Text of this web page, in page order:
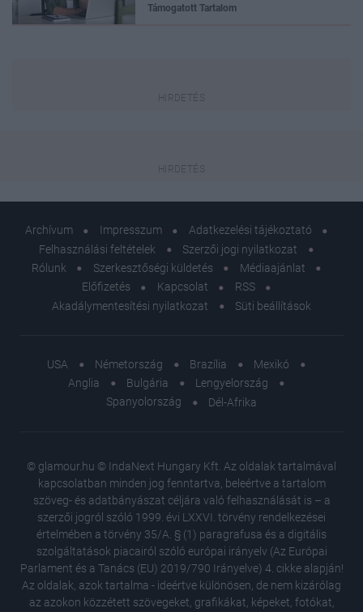
Támogatott Tartalom
Archívum Impresszum
Adatkezelési tájékoztató
Felhasználási feltételek
Szerzői jogi nyilatkozat
Rólunk
Szerkesztőségi küldetés
Médiaajánlat
Előfizetés
Kapcsolat
RSS
Akadálymentesítési nyilatkozat
Süti beállítások
USA Németország Brazília
Mexikó
Anglia
Bulgária
Lengyelország
Spanyolország
Dél-Afrika
© glamour.hu © IndaNext Hungary Kft. Az oldalak tartalmával
kapcsolatban minden jog fenntartva, beleértve a tartalom
szöveg- és adatbányászat céljára való felhasználását is – a
szerzői jogról szóló 1999. évi LXXVI. törvény rendelkezései
értelmében a törvény 35/A. § (1) paragrafusa és a digitális
szolgáltatások piacairól szóló európai irányelv (Az Európai
Parlament és a Tanács (EU) 2019/790 Irányelve) 4. cikke alapján!
Az oldalak, azok tartalma - ideértve különösen, de nem kizárólag
az azokon közzétett szövegeket, grafikákat, képeket, fotókat,